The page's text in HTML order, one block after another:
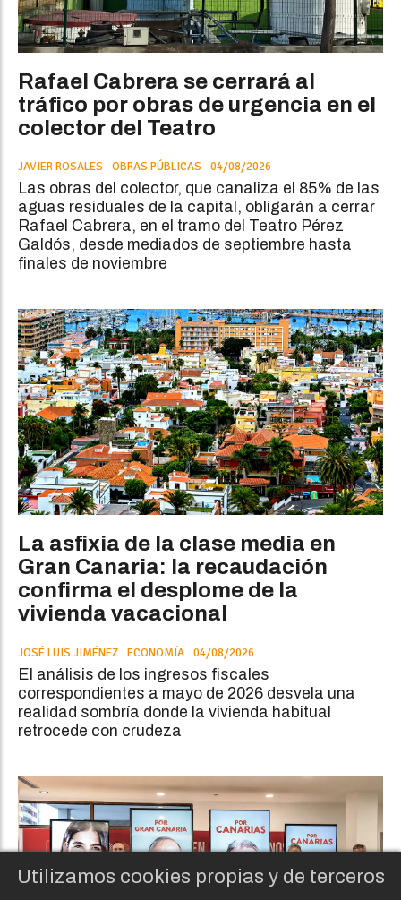
Rafael Cabrera se cerrará al
tráfico por obras de urgencia en el
colector del Teatro
JAVIER ROSALES OBRAS PÚBLICAS 04/08/2026
Las obras del colector, que canaliza el 85% de las
aguas residuales de la capital, obligarán a cerrar
Rafael Cabrera, en el tramo del Teatro Pérez
Galdós, desde mediados de septiembre hasta
finales de noviembre
La asfixia de la clase media en
Gran Canaria: la recaudación
confirma el desplome de la
vivienda vacacional
JOSÉ LUIS JIMÉNEZ ECONOMÍA 04/08/2026
El análisis de los ingresos fiscales
correspondientes a mayo de 2026 desvela una
realidad sombría donde la vivienda habitual
retrocede con crudeza
Utilizamos cookies propias y de terceros